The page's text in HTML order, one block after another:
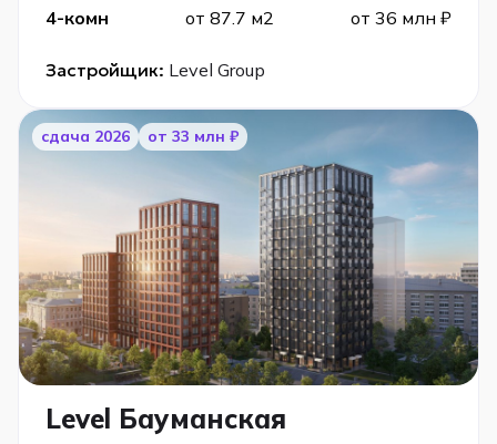
4-комн
от 87.7 м2 от 36 млн ₽
Застройщик: Level Group
cдача 2026 от 33 млн ₽
Level Бауманская